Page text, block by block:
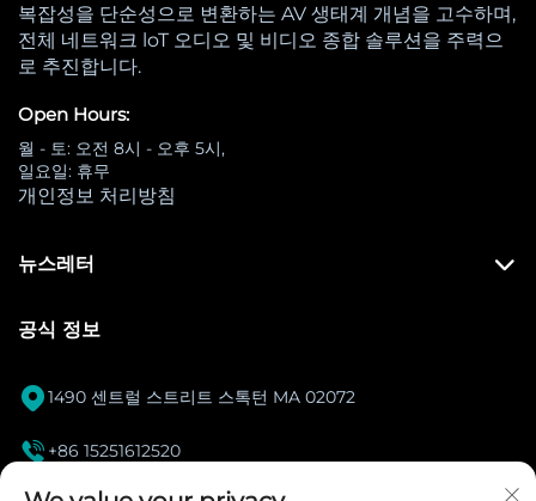
복잡성을 단순성으로 변환하는 AV 생태계 개념을 고수하며,
전체 네트워크 loT 오디오 및 비디오 종합 솔루션을 주력으
로 추진합니다.
Open Hours:
월 - 토: 오전 8시 - 오후 5시,
일요일: 휴무
개인정보 처리방침
뉴스레터
공식 정보
1490 센트럴 스트리트 스톡턴 MA 02072
 +86 15251612520
[email protected]